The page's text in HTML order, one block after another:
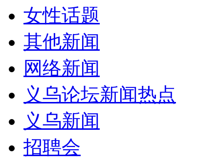
女性话题
其他新闻
网络新闻
义乌论坛新闻热点
义乌新闻
招聘会